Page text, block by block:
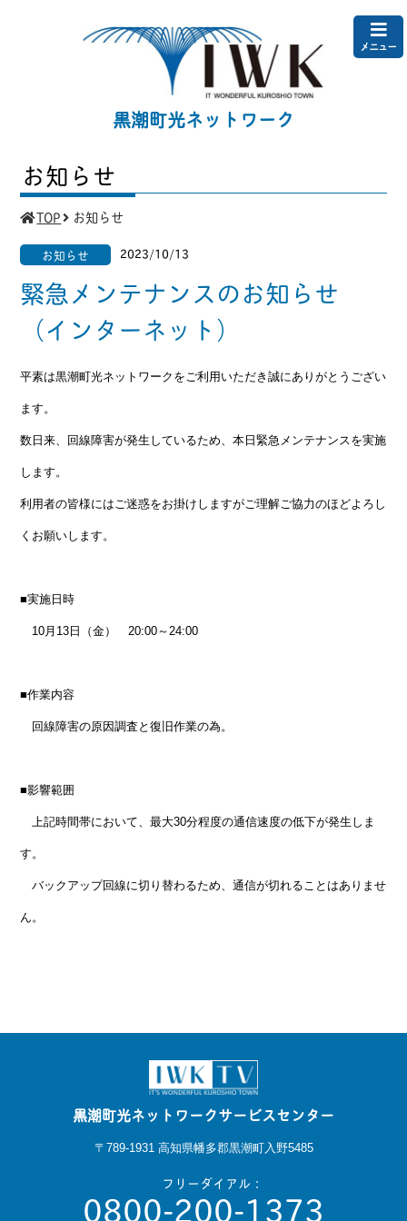
黒潮町光ネットワーク
メニュー
お知らせ
TOP お知らせ
お知らせ 2023/10/13
緊急メンテナンスのお知らせ
（インターネット）
平素は黒潮町光ネットワークをご利用いただき誠にありがとうござい
ます。
数日来、回線障害が発生しているため、本日緊急メンテナンスを実施
します。
利用者の皆様にはご迷惑をお掛けしますがご理解ご協力のほどよろし
くお願いします。
■実施日時
10月13日（金） 20:00～24:00
■作業内容
回線障害の原因調査と復旧作業の為。
■影響範囲
上記時間帯において、最大30分程度の通信速度の低下が発生しま
す。
バックアップ回線に切り替わるため、通信が切れることはありませ
ん。
黒潮町光ネットワークサービスセンター
〒789-1931 高知県幡多郡黒潮町入野5485
フリーダイアル：
0800-200-1373